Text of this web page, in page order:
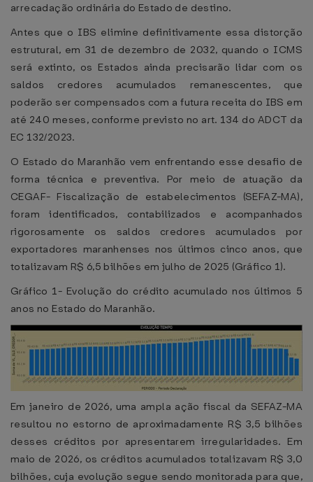
arrecadação ordinária do Estado de destino.
Antes que o IBS elimine definitivamente essa distorção
estrutural, em 31 de dezembro de 2032, quando o ICMS
será extinto, os Estados ainda precisarão lidar com os
saldos credores acumulados remanescentes, que
poderão ser compensados com a futura receita do IBS em
até 240 meses, conforme previsto no art. 134 do ADCT da
EC 132/2023.
O Estado do Maranhão vem enfrentando esse desafio de
forma técnica e preventiva. Por meio de atuação da
CEGAF- Fiscalização de estabelecimentos (SEFAZ-MA),
foram identificados, contabilizados e acompanhados
rigorosamente os saldos credores acumulados por
exportadores maranhenses nos últimos cinco anos, que
totalizavam R$ 6,5 bilhões em julho de 2025 (Gráfico 1).
Gráfico 1- Evolução do crédito acumulado nos últimos 5
anos no Estado do Maranhão.
Em janeiro de 2026, uma ampla ação fiscal da SEFAZ-MA
resultou no estorno de aproximadamente R$ 3,5 bilhões
desses créditos por apresentarem irregularidades. Em
maio de 2026, os créditos acumulados totalizavam R$ 3,0
bilhões, cuja evolução segue sendo monitorada para que,